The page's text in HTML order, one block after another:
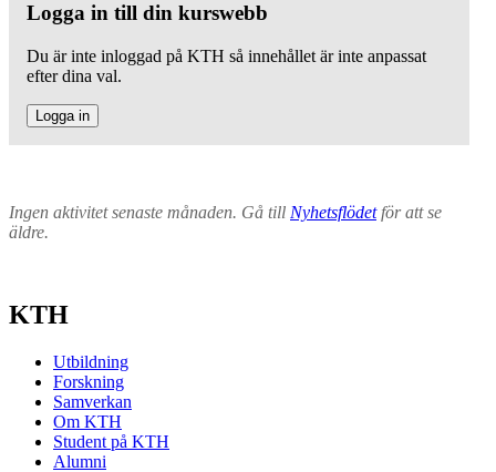
Logga in till din kurswebb
Du är inte inloggad på KTH så innehållet är inte anpassat
efter dina val.
Logga in
Ingen aktivitet senaste månaden. Gå till Nyhetsflödetför att se
äldre.
KTH
Utbildning
Forskning
Samverkan
Om KTH
Student på KTH
Alumni